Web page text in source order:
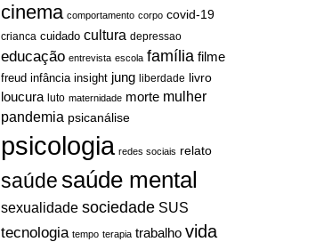
cinema comportamento corpo covid-19
crianca cuidado cultura depressao
educação entrevista escola família filme
freud infância insight jung liberdade livro
loucura luto maternidade morte mulher
pandemia psicanálise
psicologia redes sociais relato
saúdesaúde mental
sexualidade sociedade SUS
tecnologia tempo terapia trabalho vida